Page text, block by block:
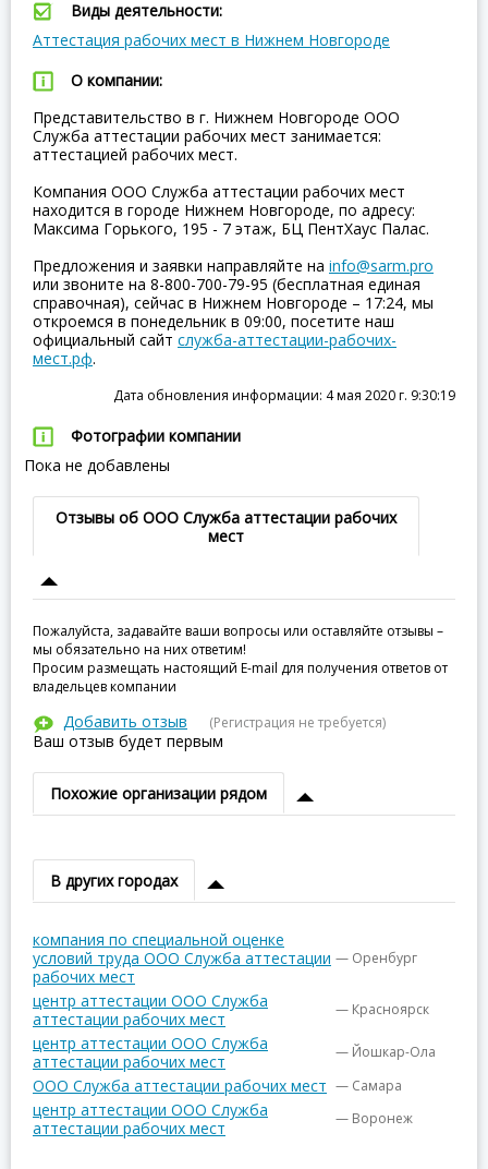
Виды деятельности:
Аттестация рабочих мест в Нижнем Новгороде
О компании:
Представительство в г. Нижнем Новгороде ООО
Служба аттестации рабочих мест занимается:
аттестацией рабочих мест.
Компания ООО Служба аттестации рабочих мест
находится в городе Нижнем Новгороде, по адресу:
Максима Горького, 195 - 7 этаж, БЦ ПентХаус Палас.
Предложения и заявки направляйте на info@sarm.pro
или звоните на 8-800-700-79-95 (бесплатная единая
справочная), сейчас в Нижнем Новгороде – 17:24, мы
откроемся в понедельник в 09:00, посетите наш
официальный сайт служба-аттестации-рабочих-
мест.рф.
Дата обновления информации: 4 мая 2020 г. 9:30:19
Фотографии компании
Пока не добавлены
Отзывы об ООО Служба аттестации рабочих
мест
Пожалуйста, задавайте ваши вопросы или оставляйте отзывы –
мы обязательно на них ответим!
Просим размещать настоящий E-mail для получения ответов от
владельцев компании
Добавить отзыв (Регистрация не требуется)
Ваш отзыв будет первым
Похожие организации рядом
В других городах
компания по специальной оценке
условий труда ООО Служба аттестации
рабочих мест
— Оренбург
центр аттестации ООО Служба
аттестации рабочих мест
— Красноярск
центр аттестации ООО Служба
аттестации рабочих мест
— Йошкар-Ола
ООО Служба аттестации рабочих мест — Самара
центр аттестации ООО Служба
аттестации рабочих мест
— Воронеж